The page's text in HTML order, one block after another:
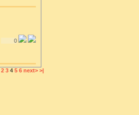
2 3 4 5 6 next> >|